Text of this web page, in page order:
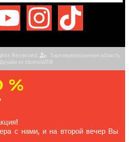
Reserved.
Зарезервированная область
Дизайн от ticinoWEB
%
с нами, и на второй вечер Вы